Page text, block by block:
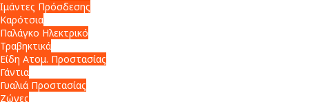
Ιμάντες Πρόσδεσης
Καρότσια
Παλάγκο Ηλεκτρικό
Τραβηκτικά
Είδη Ατομ. Προστασίας
Γάντια
Γυαλιά Προστασίας
Ζώνες